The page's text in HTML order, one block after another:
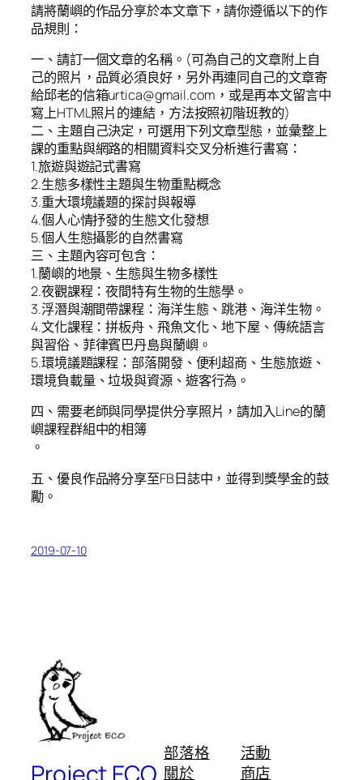
請將蘭嶼的作品分享於本文章下，請你遵循以下的作
品規則：
一、請訂一個文章的名稱。(可為自己的文章附上自
己的照片，品質必須良好，另外再連同自己的文章寄
給邱老的信箱urtica@gmail.com，或是再本文留言中
寫上HTML照片的連結，方法按照初階班教的)
二、主題自己決定，可選用下列文章型態，並彙整上
課的重點與網路的相關資料交叉分析進行書寫：
1.旅遊與遊記式書寫
2.生態多樣性主題與生物重點概念
3.重大環境議題的探討與報導
4.個人心情抒發的生態文化發想
5.個人生態攝影的自然書寫
三、主題內容可包含：
1.蘭嶼的地景、生態與生物多樣性
2.夜觀課程：夜間特有生物的生態學。
3.浮潛與潮間帶課程：海洋生態、跳港、海洋生物。
4.文化課程：拼板舟、飛魚文化、地下屋、傳統語言
與習俗、菲律賓巴丹島與蘭嶼。
5.環境議題課程：部落開發、便利超商、生態旅遊、
環境負載量、垃圾與資源、遊客行為。
四、需要老師與同學提供分享照片，請加入Line的蘭
嶼課程群組中的相簿
。
五、優良作品將分享至FB日誌中，並得到獎學金的鼓
勵。
2019-07-10
部落格
關於
活動
商店